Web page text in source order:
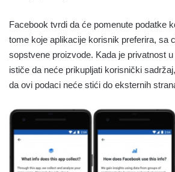
Facebook tvrdi da će pomenute podatke
tome koje aplikacije korisnik preferira, sa
sopstvene proizvode. Kada je privatnost
ističe da neće prikupljati korisnički
da ovi podaci neće stići do eksternih